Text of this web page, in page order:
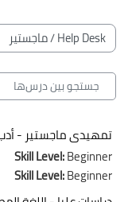
بلوک‌ها
طبقه‌های درسی
جستجو بین درس‌ها
تمهيدى ماجستير -
Skill Level:Beginner
Skill Level:Beginner